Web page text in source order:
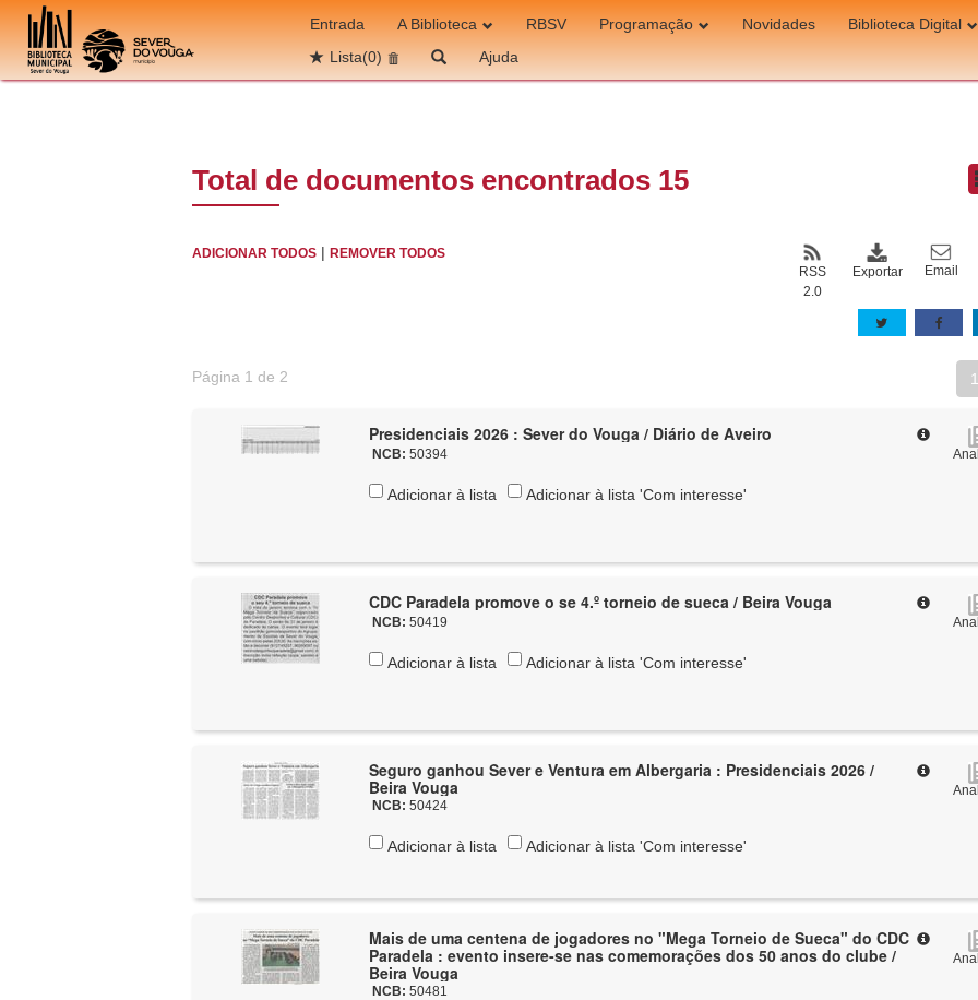
Ir para o conteúdo
Entrada A Biblioteca RBSV Programação Novidades Biblioteca Digital
Lista(0) Ajuda
Total de documentos encontrados 15
ADICIONAR TODOS |REMOVER TODOS
Email
Exportar
RSS
2.0
Página 1 de 2 1
Presidenciais 2026 : Sever do Vouga / Diário de Aveiro
NCB:50394
Adicionar à lista Adicionar à lista 'Com interesse'
CDC Paradela promove o se 4.º torneio de sueca / Beira Vouga
NCB:50419
Adicionar à lista Adicionar à lista 'Com interesse'
Seguro ganhou Sever e Ventura em Albergaria : Presidenciais 2026 /
Beira Vouga
NCB:50424
Adicionar à lista Adicionar à lista 'Com interesse'
Mais de uma centena de jogadores no "Mega Torneio de Sueca" do CDC
Paradela : evento insere-se nas comemorações dos 50 anos do clube /
Beira Vouga
NCB:50481